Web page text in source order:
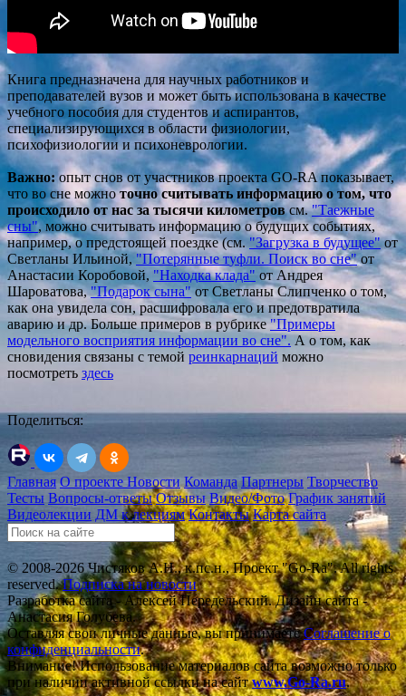
Книга предназначена для научных работников и
преподавателей вузов и может быть использована в качестве
учебного пособия для студентов и аспирантов,
специализирующихся в области физиологии,
психофизиологии и психоневрологии.
Важно:опыт снов от участников проекта GO-RA показывает,
что во сне можноточно считывать информацию о том, что
происходило от нас за тысячи километровсм."Таежные
сны", можно считывать информацию о будущих событиях,
например, о предстоящей поездке (см. "Загрузка в будущее"от
Светланы Ильиной, "Потерянные туфли. Поиск во сне"от
Анастасии Коробовой, "Находка клада" от Андрея
Шароватова,"Подарок сына"от Светланы Слипченко о том,
как она увидела сон, расшифровала его и предотвратила
аварию и др. Больше примеров в рубрике"Примеры
модельного восприятия информации во сне".А о том, как
сновидения связаны с темой реинкарнаций можно
посмотреть здесь
Поделиться:
Главная О проектеНовости Команда Партнеры Творчество
Тесты Вопросы-ответы Отзывы Видео/Фото График занятий
Видеолекции ДМ к лекциям Контакты Карта сайта
© 2008-2026 Чистяков А.Н., к.пс.н., Проект "Go-Ra". All rights
reserved.Подписка на новости
Разработка сайта - Алексей Передельский. Дизайн сайта -
Анастасия Голубева.
Оставляя свои личные данные, вы принимаетеСоглашение о
конфиденциальности.
Внимание! Использование материалов сайта возможно только
при наличии активной ссылки на сайтwww.Go-Ra.ru.